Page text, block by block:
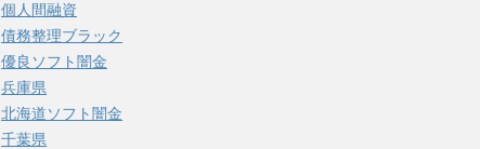
個人間融資
債務整理ブラック
優良ソフト闇金
兵庫県
北海道ソフト闇金
千葉県